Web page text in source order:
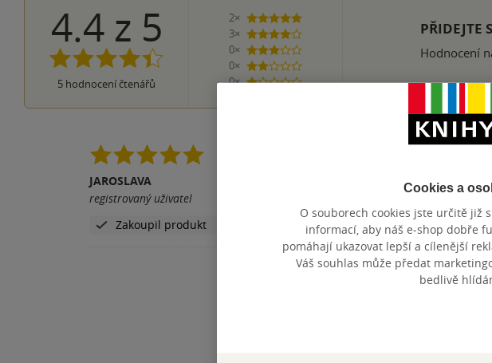
4.4z 5
5 hodnocení čtenářů
2×
5 hvězdiček
3×
4 hvězdičky
0×
3 hvězdičky
0×
2 hvězdičky
0×
1 hvezdička
PŘIDEJTE
Hodnocení
JAROSLAVA
registrovaný uživatel
Zakoupil produkt
O císařovnu Sisi se zajímám již delší dobu,
člověk opět vplul do doby císařovny Sisi,
Pomohla vám tato recenze? Ano14
Cookies a
O souborech cookies jste určitě již
informací, aby náš e-shop dobře
pomáhají ukazovat lepší a cílenější
Váš souhlas může předat
bedlivě